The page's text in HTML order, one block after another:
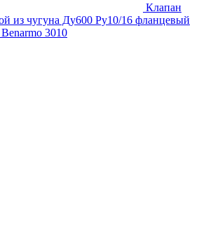
Клапан
из чугуна Ду600 Ру10/16 фланцевый
3010